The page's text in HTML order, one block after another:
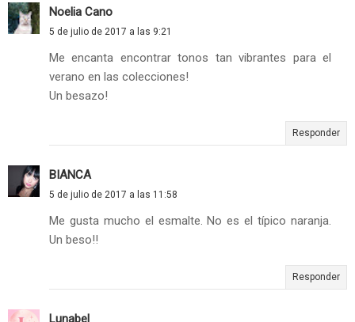
Noelia Cano
5 de julio de 2017 a las 9:21
Me encanta encontrar tonos tan vibrantes para el
verano en las colecciones!
Un besazo!
Responder
BIANCA
5 de julio de 2017 a las 11:58
Me gusta mucho el esmalte. No es el típico naranja.
Un beso!!
Responder
Lunabel